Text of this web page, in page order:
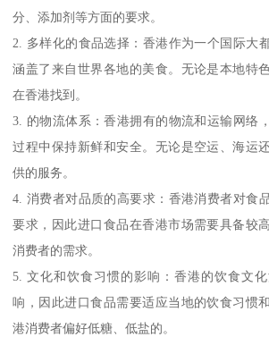
分、添加剂等方面的要求。
2. 多样化的食品选择：香港作为一个国际大
涵盖了来自世界各地的美食。无论是本地特
在香港找到。
3. 的物流体系：香港拥有的物流和运输网络
过程中保持新鲜和安全。无论是空运、海运
供的服务。
4. 消费者对品质的高要求：香港消费者对食
要求，因此进口食品在香港市场需要具备较
消费者的需求。
5. 文化和饮食习惯的影响：香港的饮食文
响，因此进口食品需要适应当地的饮食习惯
港消费者偏好低糖、低盐的。